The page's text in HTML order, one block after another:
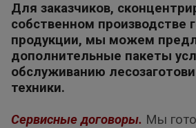
Для заказчиков,
собственном производстве
продукции, мы можем
дополнительные пакеты
обслуживанию
техники.
Сервисные договоры. Мы